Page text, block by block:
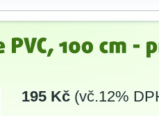
195 Kč (vč.12%